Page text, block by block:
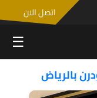
اتصل الان
☰
بالرياض